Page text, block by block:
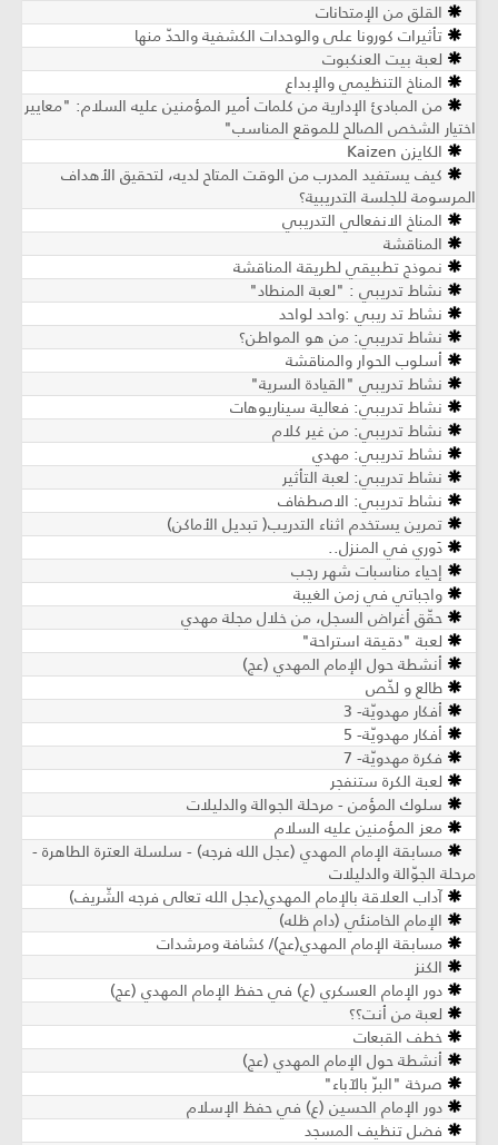
القلق من الإمتحانات
تأثيرات كورونا على والوحدات الكشفية والحدّ منها
لعبة بيت العنكبوت
المناخ التنظيمي والإبداع
من المبادئ الإدارية من كلمات أمير المؤمنين عليه السلام: "معايير
اختيار الشخص الصالح للموقع المناسب"
الكايزن Kaizen
كيف يستفيد المدرب من الوقت المتاح لديه، لتحقيق الأهداف
المرسومة للجلسة التدريبية؟
المناخ الانفعالي التدريبي
المناقشة
نموذج تطبيقي لطريقة المناقشة
نشاط تدريبي : "لعبة المنطاد"
نشاط تد ريبي :واحد لواحد
نشاط تدريبي: من هو المواطن؟
أسلوب الحوار والمناقشة
نشاط تدريبي "القيادة السرية"
نشاط تدريبي: فعالية سيناريوهات
نشاط تدريبي: من غير كلام
نشاط تدريبي: مهدي
نشاط تدريبي: لعبة التأثير
نشاط تدريبي: الاصطفاف
تمرين يستخدم اثناء التدريب( تبديل الأماكن)
دَوري في المنزل..
إحياء مناسبات شهر رجب
واجباتي في زمن الغيبة
حقّق أغراض السجل، من خلال مجلة مهدي
لعبة "دقيقة استراحة"
أنشطة حول الإمام المهدي (عج)
طالع و لخّص
أفكار مهدويّة- 3
أفكار مهدويّة- 5
فكرة مهدويّة- 7
لعبة الكرة ستنفجر
سلوك المؤمن - مرحلة الجوالة والدليلات
معز المؤمنين عليه السلام
مسابقة الإمام المهدي (عجل الله فرجه) - سلسلة العترة الطاهرة -
مرحلة الجوّالة والدليلات
آداب العلاقة بالإمام المهدي(عجل الله تعالى فرجه الشّريف)
الإمام الخامنئي (دام ظله)
مسابقة الإمام المهدي(عج)/ كشافة ومرشدات
الكنز
دور الإمام العسكري (ع) في حفظ الإمام المهدي (عج)
لعبة من أنت؟؟
خطف القبعات
أنشطة حول الإمام المهدي (عج)
صرخة "البرّ بالآباء"
دور الإمام الحسين (ع) في حفظ الإسلام
فضل تنظيف المسجد